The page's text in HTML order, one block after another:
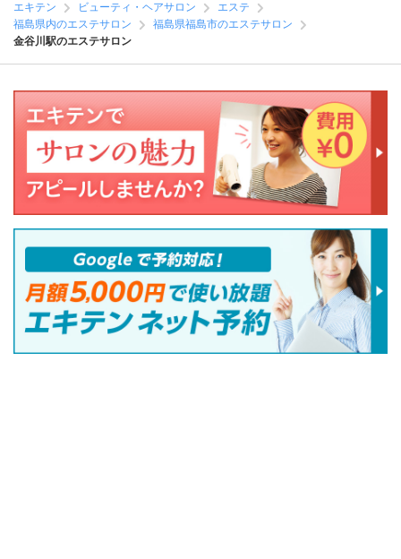
エキテン ビューティ・ヘアサロン
エステ
福島県内のエステサロン
福島県福島市のエステサロン
金谷川駅のエステサロン